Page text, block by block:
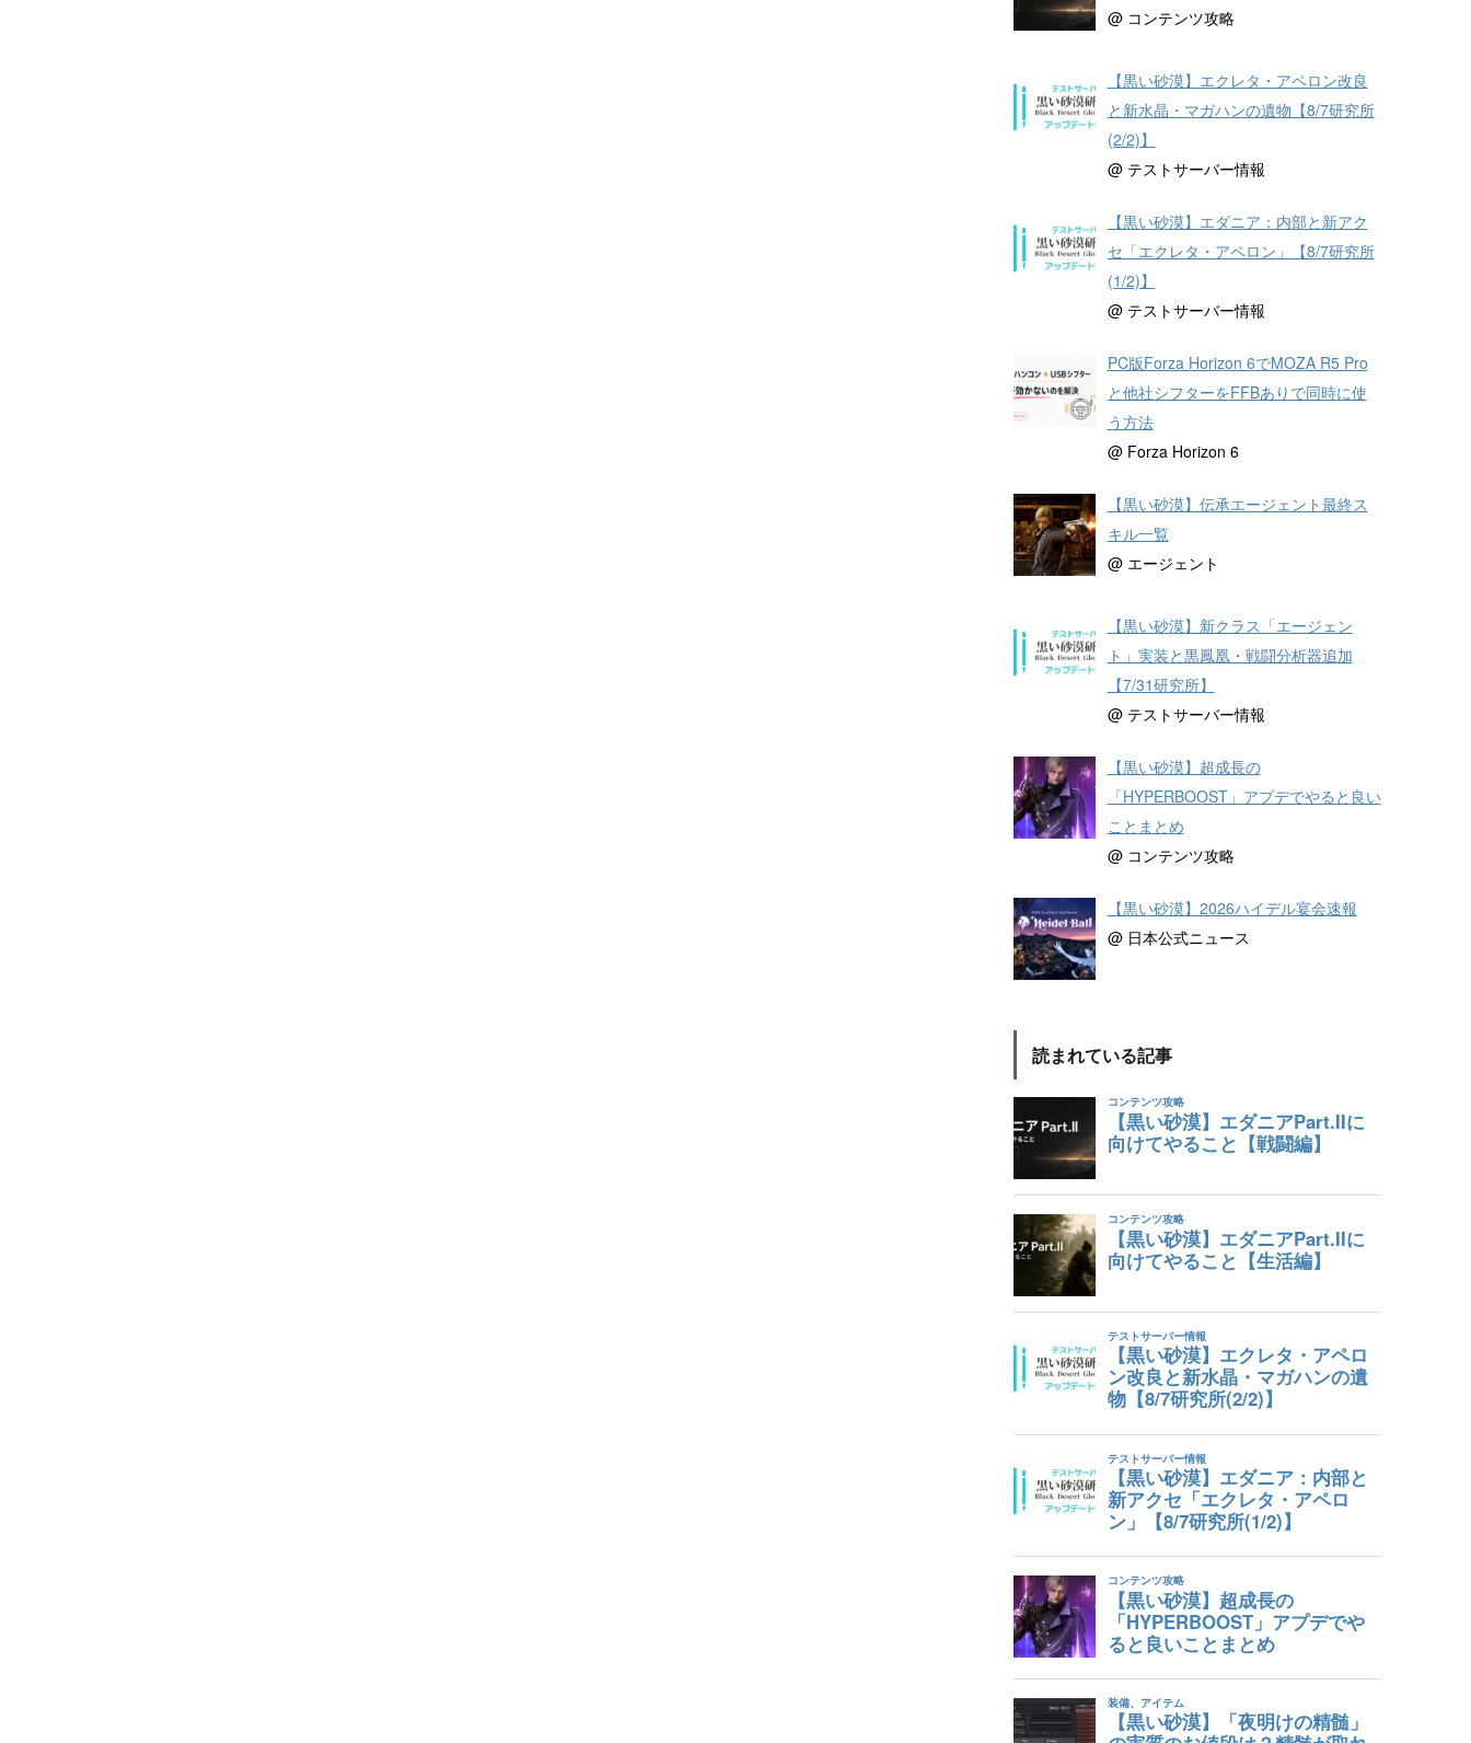
@ コンテンツ攻略
【黒い砂漠】エクレタ・アペロン改良
と新水晶・マガハンの遺物【8/7研究所
(2/2)】
@ テストサーバー情報
【黒い砂漠】エダニア：内部と新アク
セ「エクレタ・アペロン」【8/7研究所
(1/2)】
@ テストサーバー情報
PC版Forza Horizon 6でMOZA R5 Pro
と他社シフターをFFBありで同時に使
う方法
@ Forza Horizon 6
【黒い砂漠】伝承エージェント最終ス
キル一覧
@ エージェント
【黒い砂漠】新クラス「エージェン
ト」実装と黒鳳凰・戦闘分析器追加
【7/31研究所】
@ テストサーバー情報
【黒い砂漠】超成長の
「HYPERBOOST」アプデでやると良い
ことまとめ
@ コンテンツ攻略
【黒い砂漠】2026ハイデル宴会速報
@ 日本公式ニュース
読まれている記事